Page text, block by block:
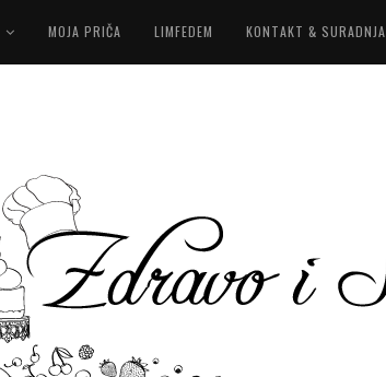
MOJA PRIČA LIMFEDEM KONTAKT & SURADNJA